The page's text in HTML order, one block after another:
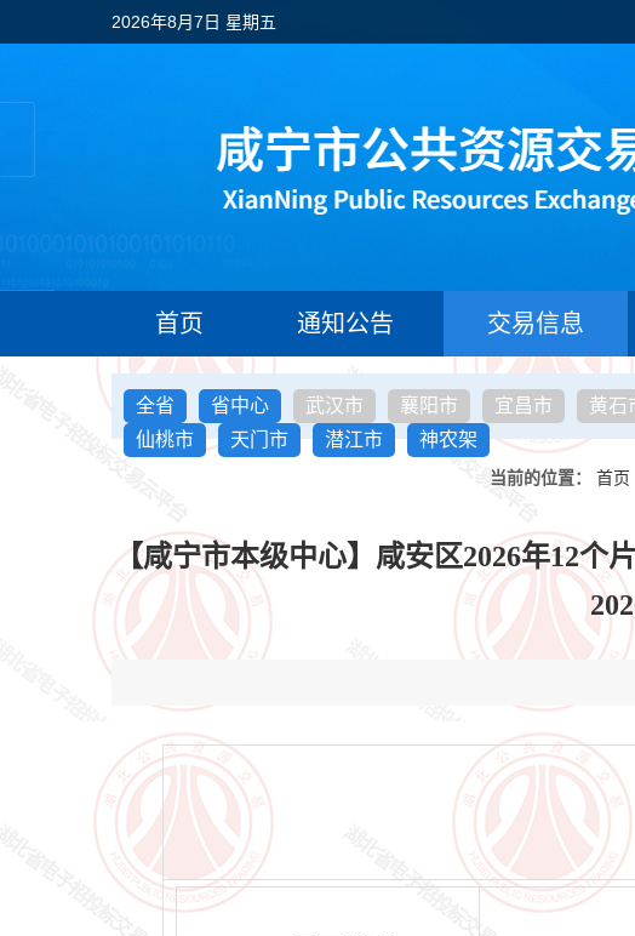
2026年8月7日 星期五
首页 通知公告 交易信息
全省
省中心 武汉市 襄阳市 宜昌市 黄石
仙桃市
天门市 潜江市 神农架
当前的位置： 首页
【咸宁市本级中心】咸安区2026年12个